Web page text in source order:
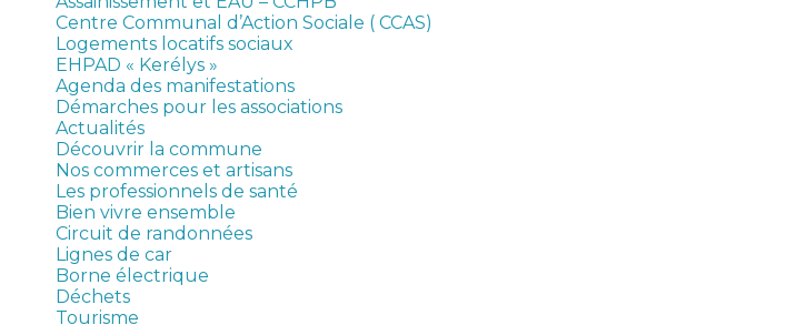
Centre Communal d’Action Sociale ( CCAS)
Logements locatifs sociaux
EHPAD « Kerélys »
Agenda des manifestations
Démarches pour les associations
Actualités
Découvrir la commune
Nos commerces et artisans
Les professionnels de santé
Bien vivre ensemble
Circuit de randonnées
Lignes de car
Borne électrique
Déchets
Tourisme